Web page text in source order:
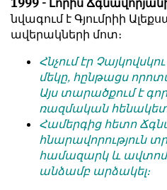
1999 - Լորիս
նվագում է Գյումրիի
ավերակների մոտ։
Հնչում էր
մեկը, հընթացս
Այս տարածքում է
ռազմական
Համերգից հետո
հնարավորություն
համազարկ և
անձամբ արձակել։